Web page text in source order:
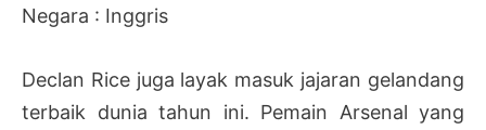
Negara : Inggris
Declan Rice juga layak masuk jajaran gelandang
terbaik dunia tahun ini. Pemain Arsenal yang